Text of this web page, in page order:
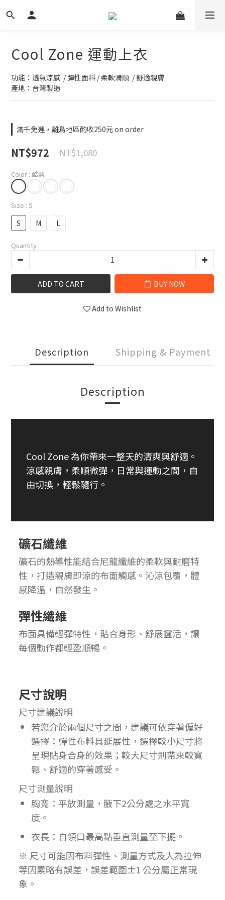
Cool Zone 運動上衣
功能：透氣涼感  / 彈性面料 / 柔軟滑順  / 舒適親膚
產地：台灣製造
滿千免運，離島地區酌收250元 on order
NT$972 NT$1,080
Color : 酷藍
Size : S
S M L
Quantity
ADD TO CART BUY NOW
Add to Wishlist
Description Shipping & Payment
Description
Cool Zone 為你帶來一整天的清爽與舒適。
涼感親膚，柔順微彈，日常與運動之間，自
由切換，輕鬆隨行。
礦石纖維
礦石的熱導性能結合尼龍纖維的柔軟與耐磨特
性，打造親膚即涼的布面觸感。沁涼包覆，體
感降溫，自然發生。
彈性纖維
布面具備輕彈特性，貼合身形、舒展靈活，讓
每個動作都輕盈順暢。
尺寸說明
尺寸建議說明
若您介於兩個尺寸之間，建議可依穿著偏好
選擇：彈性布料具延展性，選擇較小尺寸將
呈現貼身合身的效果；較大尺寸則帶來較寬
鬆、舒適的穿著感受。
尺寸測量說明
胸寬：平放測量，腋下2公分處之水平寬
度。
衣長：自領口最高點垂直測量至下擺。
※ 尺寸可能因布料彈性、測量方式及人為拉伸
等因素略有誤差，誤差範圍±1 公分屬正常現
象。